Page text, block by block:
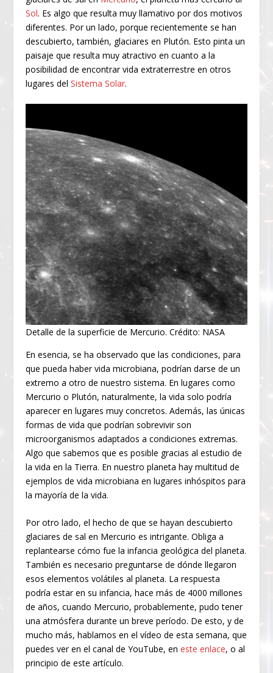
Sol. Es algo que resulta muy llamativo por dos motivos
diferentes. Por un lado, porque recientemente se han
descubierto, también, glaciares en Plutón. Esto pinta un
paisaje que resulta muy atractivo en cuanto a la
posibilidad de encontrar vida extraterrestre en otros
lugares delSistema Solar.
Detalle de la superficie de Mercurio. Crédito: NASA
En esencia, se ha observado que las condiciones, para
que pueda haber vida microbiana, podrían darse de un
extremo a otro de nuestro sistema. En lugares como
Mercurio o Plutón, naturalmente, la vida solo podría
aparecer en lugares muy concretos. Además, las únicas
formas de vida que podrían sobrevivir son
microorganismos adaptados a condiciones extremas.
Algo que sabemos que es posible gracias al estudio de
la vida en la Tierra. En nuestro planeta hay multitud de
ejemplos de vida microbiana en lugares inhóspitos para
la mayoría de la vida.
Por otro lado, el hecho de que se hayan descubierto
glaciares de sal en Mercurio es intrigante. Obliga a
replantearse cómo fue la infancia geológica del planeta.
También es necesario preguntarse de dónde llegaron
esos elementos volátiles al planeta. La respuesta
podría estar en su infancia, hace más de 4000 millones
de años, cuando Mercurio, probablemente, pudo tener
una atmósfera durante un breve período. De esto, y de
mucho más, hablamos en el vídeo de esta semana, que
puedes ver en el canal de YouTube, eneste enlace, o al
principio de este artículo.